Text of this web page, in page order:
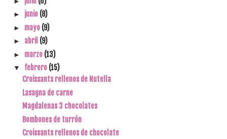
► junio (8)
► mayo (9)
► abril (9)
► marzo (13)
▼ febrero (15)
Croissants rellenos de Nutella
Lasagna de carne
Magdalenas 3 chocolates
Bombones de turrón
Croissants rellenos de chocolate